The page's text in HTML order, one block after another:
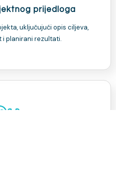
prijedloga
uključujući opis ciljeva,
i planirani rezultati.